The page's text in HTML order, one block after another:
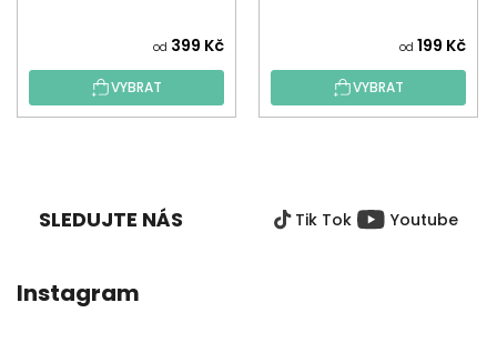
od 399 Kč
VYBRAT
od 199 Kč
VYBRAT
SLEDUJTE NÁS Tik Tok Youtube
Instagram